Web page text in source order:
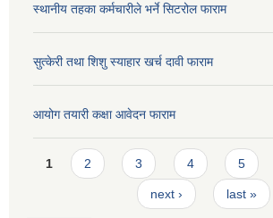
स्थानीय तहका कर्मचारीले भर्ने सिटरोल फाराम
सुत्केरी तथा शिशु स्याहार खर्च दावी फाराम
आयोग तयारी कक्षा आवेदन फाराम
Pages
1 2 3 4 5
next › last »